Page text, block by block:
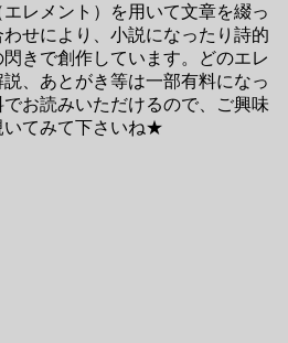
レメント）を用いて文章を綴っ
せにより、小説になったり詩的
きで創作しています。どのエレ
、あとがき等は一部有料になっ
お読みいただけるので、ご興味
いてみて下さいね★